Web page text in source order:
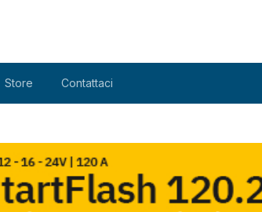
Store Contattaci